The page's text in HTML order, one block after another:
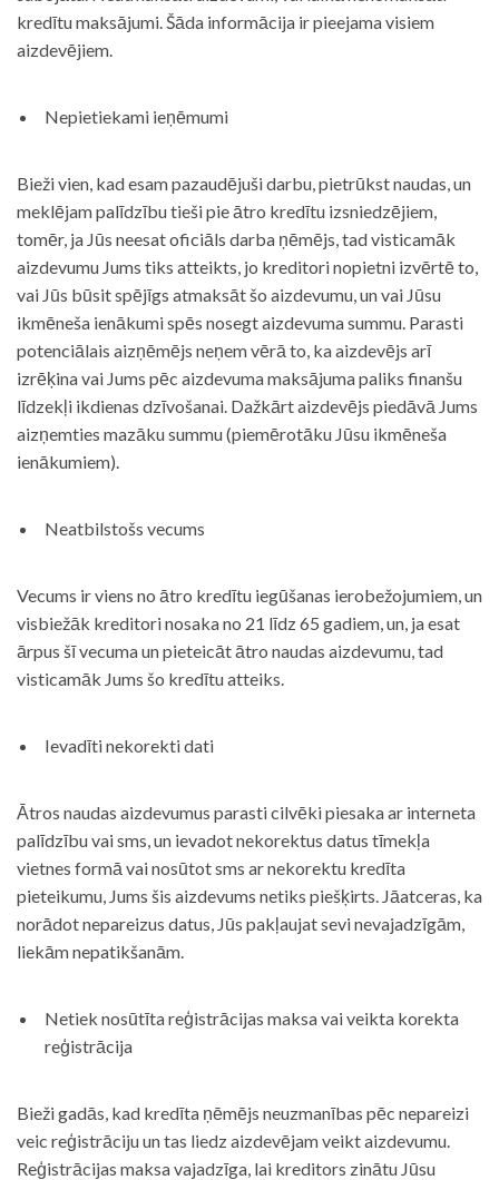
kredītu maksājumi. Šāda informācija ir pieejama visiem
aizdevējiem.
Nepietiekami ieņēmumi
Bieži vien, kad esam pazaudējuši darbu, pietrūkst naudas, un
meklējam palīdzību tieši pie ātro kredītu izsniedzējiem,
tomēr, ja Jūs neesat oficiāls darba ņēmējs, tad visticamāk
aizdevumu Jums tiks atteikts, jo kreditori nopietni izvērtē to,
vai Jūs būsit spējīgs atmaksāt šo aizdevumu, un vai Jūsu
ikmēneša ienākumi spēs nosegt aizdevuma summu. Parasti
potenciālais aizņēmējs neņem vērā to, ka aizdevējs arī
izrēķina vai Jums pēc aizdevuma maksājuma paliks finanšu
līdzekļi ikdienas dzīvošanai. Dažkārt aizdevējs piedāvā Jums
aizņemties mazāku summu (piemērotāku Jūsu ikmēneša
ienākumiem).
Neatbilstošs vecums
Vecums ir viens no ātro kredītu iegūšanas ierobežojumiem, un
visbiežāk kreditori nosaka no 21 līdz 65 gadiem, un, ja esat
ārpus šī vecuma un pieteicāt ātro naudas aizdevumu, tad
visticamāk Jums šo kredītu atteiks.
Ievadīti nekorekti dati
Ātros naudas aizdevumus parasti cilvēki piesaka ar interneta
palīdzību vai sms, un ievadot nekorektus datus tīmekļa
vietnes formā vai nosūtot sms ar nekorektu kredīta
pieteikumu, Jums šis aizdevums netiks piešķirts. Jāatceras, ka
norādot nepareizus datus, Jūs pakļaujat sevi nevajadzīgām,
liekām nepatikšanām.
Netiek nosūtīta reģistrācijas maksa vai veikta korekta
reģistrācija
Bieži gadās, kad kredīta ņēmējs neuzmanības pēc nepareizi
veic reģistrāciju un tas liedz aizdevējam veikt aizdevumu.
Reģistrācijas maksa vajadzīga, lai kreditors zinātu Jūsu